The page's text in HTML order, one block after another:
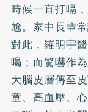
時候一直打嗝
尬。家中長輩
對此，羅明宇
喝；而驚嚇作
大腦皮層傳至
童、 高血壓、